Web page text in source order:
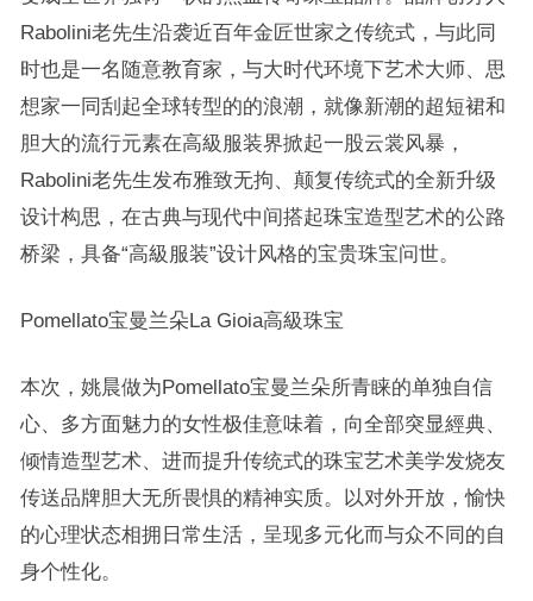
Rabolini老先生沿袭近百年金匠世家之传统式，与此同
时也是一名随意教育家，与大时代环境下艺术大师、思
想家一同刮起全球转型的的浪潮，就像新潮的超短裙和
胆大的流行元素在高級服装界掀起一股云裳风暴，
Rabolini老先生发布雅致无拘、颠复传统式的全新升级
设计构思，在古典与现代中间搭起珠宝造型艺术的公路
桥梁，具备“高級服装”设计风格的宝贵珠宝问世。
Pomellato宝曼兰朵La Gioia高級珠宝
本次，姚晨做为Pomellato宝曼兰朵所青睐的单独自信
心、多方面魅力的女性极佳意味着，向全部突显經典、
倾情造型艺术、进而提升传统式的珠宝艺术美学发烧友
传送品牌胆大无所畏惧的精神实质。以对外开放，愉快
的心理状态相拥日常生活，呈现多元化而与众不同的自
身个性化。